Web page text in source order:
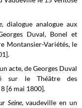
, dialogue analogue aux
Duval, Bonel et
Montansier-Variétés, le
acte, de Georges Duval
sur le Théâtre des
[6 mai 1800].
Seine, vaudeville en un